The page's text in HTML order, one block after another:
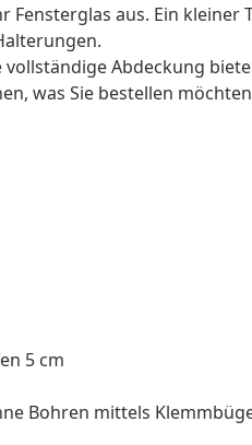
Fensterglas aus. Ein kleiner
Abdeckung
was Sie bestellen
5 cm
Bohren mittels